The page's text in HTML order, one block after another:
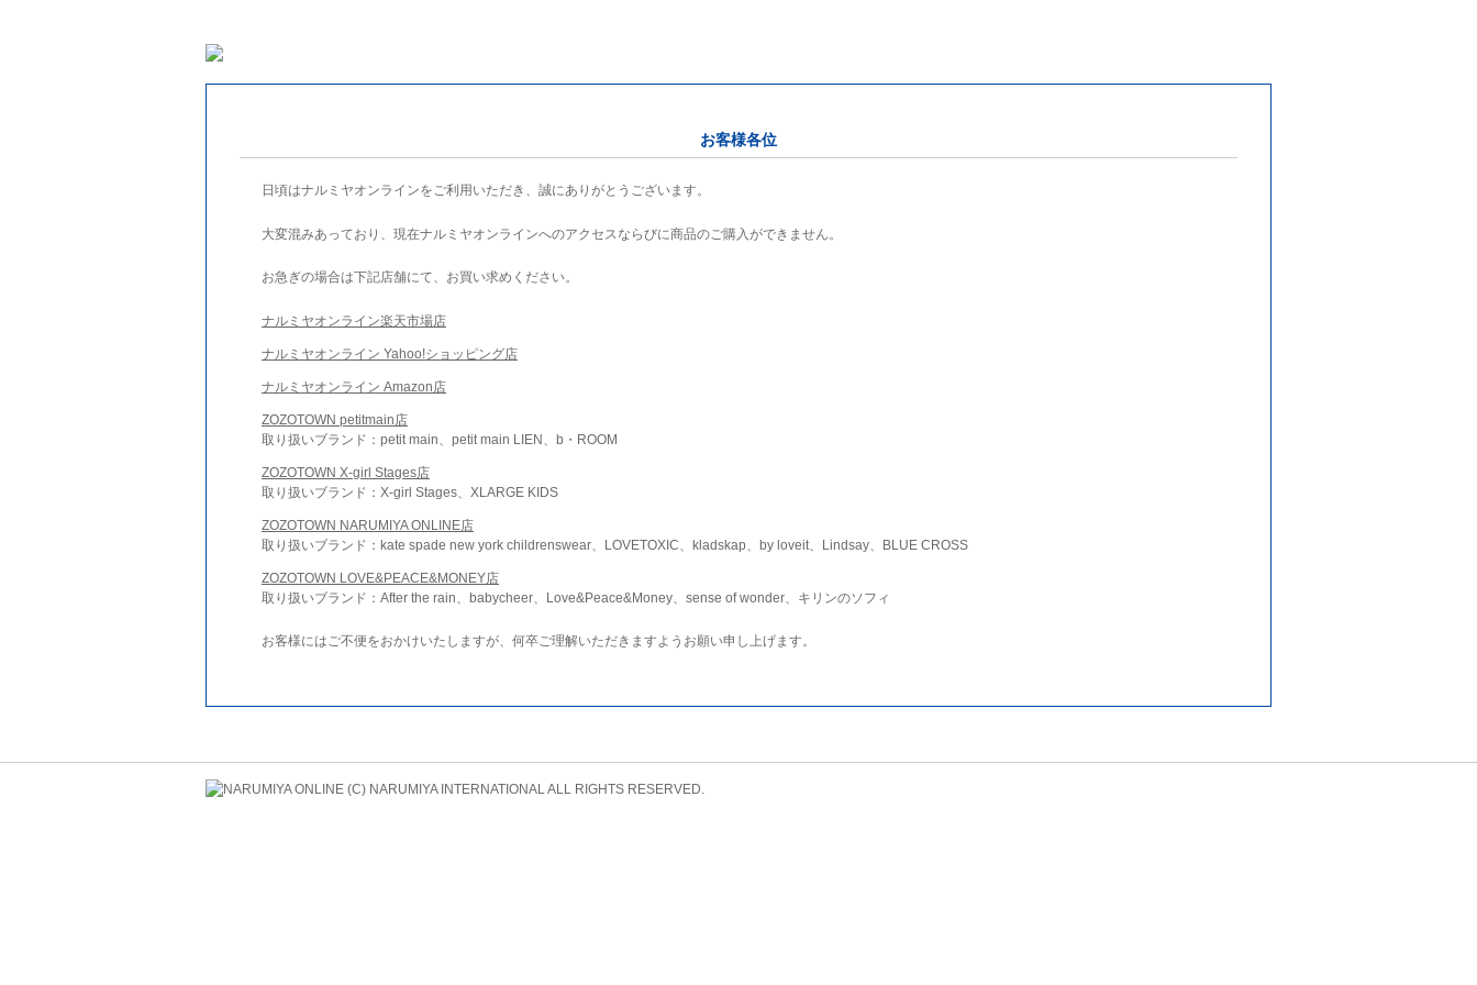
お客様各位
日頃はナルミヤオンラインをご利用いただき、誠にありがとうございます。
大変混みあっており、現在ナルミヤオンラインへのアクセスならびに商品のご購入ができません。
お急ぎの場合は下記店舗にて、お買い求めください。
ナルミヤオンライン楽天市場店
ナルミヤオンライン Yahoo!ショッピング店
ナルミヤオンライン Amazon店
ZOZOTOWN petitmain店
取り扱いブランド：petit main、petit main LIEN、b・ROOM
ZOZOTOWN X-girl Stages店
取り扱いブランド：X-girl Stages、XLARGE KIDS
ZOZOTOWN NARUMIYA ONLINE店
取り扱いブランド：kate spade new york childrenswear、LOVETOXIC、kladskap、by loveit、Lindsay、BLUE CROSS
ZOZOTOWN LOVE&PEACE&MONEY店
取り扱いブランド：After the rain、babycheer、Love&Peace&Money、sense of wonder、キリンのソフィ
お客様にはご不便をおかけいたしますが、何卒ご理解いただきますようお願い申し上げます。